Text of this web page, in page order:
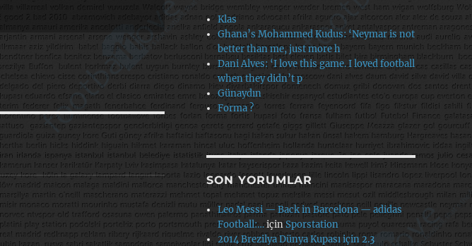
Klas
Ghana’s Mohammed Kudus: ‘Neymar is not
better than me, just more h
Dani Alves: ‘I love this game. I loved football
when they didn’t p
Günaydın
Forma ?
SON YORUMLAR
Leo Messi — Back in Barcelona — adidas
Football:…içinSporstation
2014 Brezilya Dünya Kupası için 2.3